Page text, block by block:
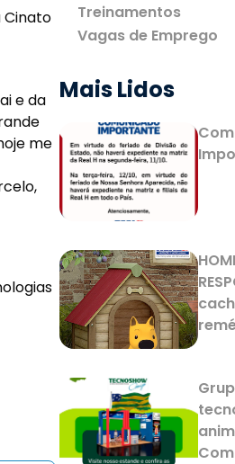
Cinato
e da
me
Treinamentos
Vagas de Emprego
Mais Lidos